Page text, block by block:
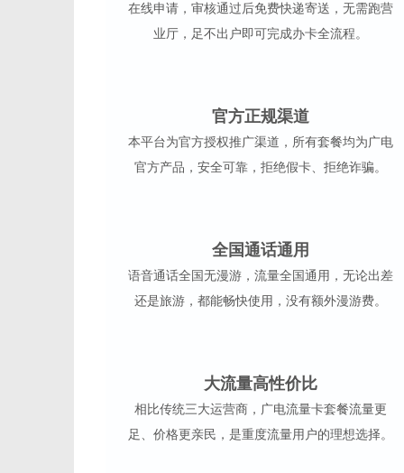
在线申请，审核通过后免费快递寄送，无需跑营
业厅，足不出户即可完成办卡全流程。
官方正规渠道
本平台为官方授权推广渠道，所有套餐均为广电
官方产品，安全可靠，拒绝假卡、拒绝诈骗。
全国通话通用
语音通话全国无漫游，流量全国通用，无论出差
还是旅游，都能畅快使用，没有额外漫游费。
大流量高性价比
相比传统三大运营商，广电流量卡套餐流量更
足、价格更亲民，是重度流量用户的理想选择。